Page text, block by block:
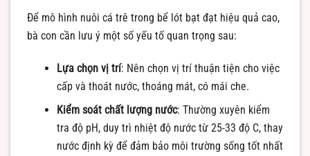
Để mô hình nuôi cá trê trong bể lót bạt đạt hiệu quả cao,
bà con cần lưu ý một số yếu tố quan trọng sau:
Lựa chọn vị trí: Nên chọn vị trí thuận tiện cho việc
cấp và thoát nước, thoáng mát, có mái che.
Kiểm soát chất lượng nước: Thường xuyên kiểm
tra độ pH, duy trì nhiệt độ nước từ 25-33 độ C, thay
nước định kỳ để đảm bảo môi trường sống tốt nhất